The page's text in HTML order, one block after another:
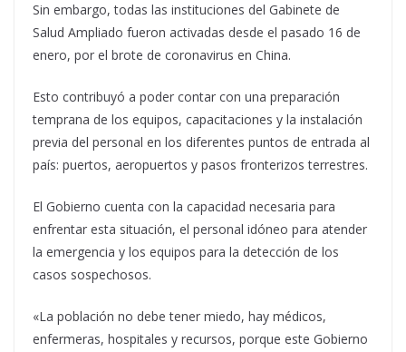
Sin embargo, todas las instituciones del Gabinete de
Salud Ampliado fueron activadas desde el pasado 16 de
enero, por el brote de coronavirus en China.
Esto contribuyó a poder contar con una preparación
temprana de los equipos, capacitaciones y la instalación
previa del personal en los diferentes puntos de entrada al
país: puertos, aeropuertos y pasos fronterizos terrestres.
El Gobierno cuenta con la capacidad necesaria para
enfrentar esta situación, el personal idóneo para atender
la emergencia y los equipos para la detección de los
casos sospechosos.
«La población no debe tener miedo, hay médicos,
enfermeras, hospitales y recursos, porque este Gobierno